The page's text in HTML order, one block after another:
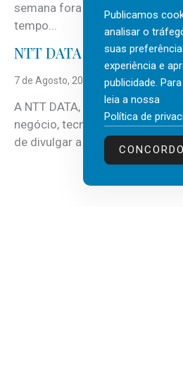
semana fora e os dias em que
tempo...
NTT DATA Insurtech
7 de Agosto, 2026
A NTT DATA, consultora global
negócio, tecnologia e
de divulgar a mais recente...
Publicamos
analisar o
suas
experiência e
publicidade.
leia a nossa
Política de
CONCORDO